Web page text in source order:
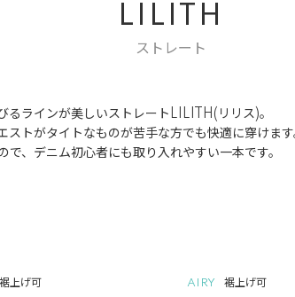
LILITH
ストレート
るラインが美しいストレートLILITH(リリス)。
ストがタイトなものが苦手な方でも快適に穿けま
で、デニム初心者にも取り入れやすい一本です。
裾上げ可 AIRY 裾上げ可